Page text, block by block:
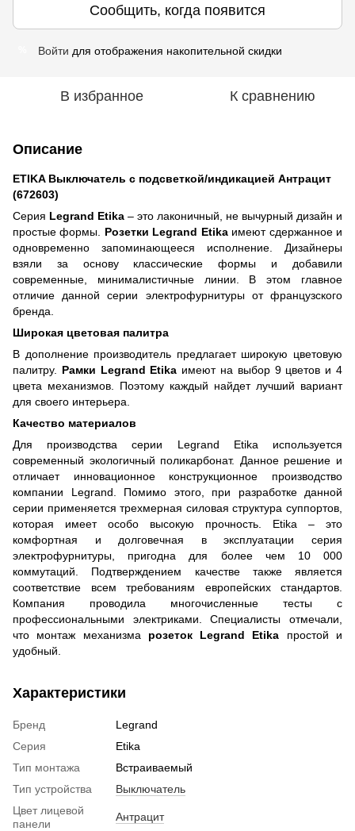
Сообщить, когда появится
Войти для отображения накопительной скидки
В избранное К сравнению
Описание
ETIKA Выключатель с подсветкой/индикацией Антрацит
(672603)
Серия Legrand Etika – это лаконичный, не вычурный дизайн и
простые формы. Розетки Legrand Etikaимеют сдержанное и
одновременно запоминающееся исполнение. Дизайнеры
взяли за основу классические формы и добавили
современные, минималистичные линии. В этом главное
отличие данной серии электрофурнитуры от французского
бренда.
Широкая цветовая палитра
В дополнение производитель предлагает широкую цветовую
палитру. Рамки Legrand Etika имеют на выбор 9 цветов и 4
цвета механизмов. Поэтому каждый найдет лучший вариант
для своего интерьера.
Качество материалов
Для производства серии Legrand Etika используется
современный экологичный поликарбонат. Данное решение и
отличает инновационное конструкционное производство
компании Legrand. Помимо этого, при разработке данной
серии применяется трехмерная силовая структура суппортов,
которая имеет особо высокую прочность. Etika – это
комфортная и долговечная в эксплуатации серия
электрофурнитуры, пригодна для более чем 10 000
коммутаций. Подтверждением качестве также является
соответствие всем требованиям европейских стандартов.
Компания проводила многочисленные тесты с
профессиональными электриками. Специалисты отмечали,
что монтаж механизма розеток Legrand Etika простой и
удобный.
Характеристики
Бренд
Legrand
Серия
Etika
Тип монтажа
Встраиваемый
Тип устройства
Выключатель
Цвет лицевой
панели
Антрацит